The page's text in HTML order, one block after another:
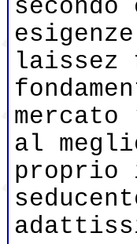
laissez
al
proprio